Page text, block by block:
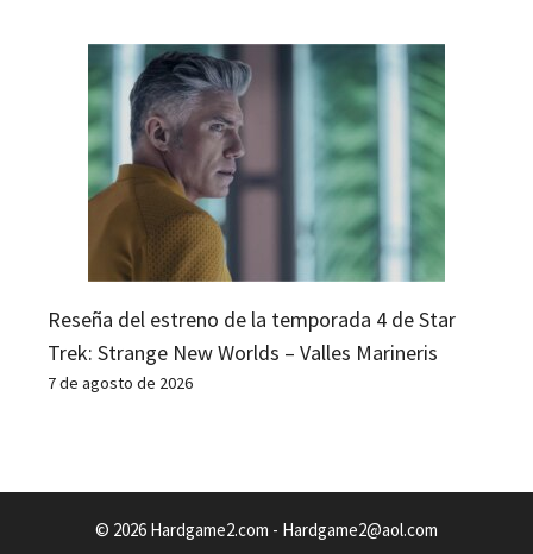
Reseña del estreno de la temporada 4 de Star
Trek: Strange New Worlds – Valles Marineris
7 de agosto de 2026
© 2026 Hardgame2.com - Hardgame2@aol.com